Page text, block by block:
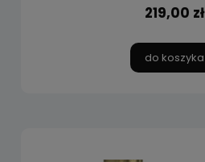
219,00 zł
do koszyka